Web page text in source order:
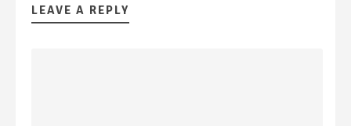
LEAVE A REPLY